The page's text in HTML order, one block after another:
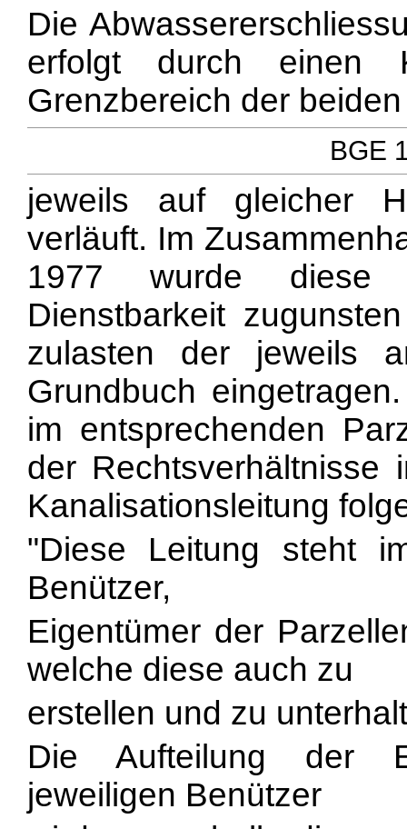
Die
erfolgt durch einen
Grenzbereich der beiden
BGE
jeweils auf gleicher
verläuft. Im
1977 wurde diese
Dienstbarkeit
zulasten der jeweils
Grundbuch
im entsprechenden
der Rechtsverhältnisse
Kanalisationsleitung
"Diese Leitung steht
Benützer,
Eigentümer der
welche diese auch zu
erstellen und zu
Die Aufteilung der
jeweiligen Benützer